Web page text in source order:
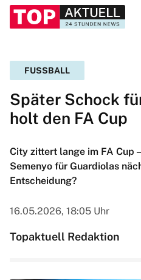
FUSSBALL
Später Schock
holt den FA Cup
City zittert lange im FA Cup
Semenyo für Guardiolas
Entscheidung?
16.05.2026, 18:05 Uhr
Topaktuell Redaktion